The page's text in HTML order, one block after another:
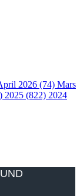
2026 (74) Mars
2025 (822) 2024